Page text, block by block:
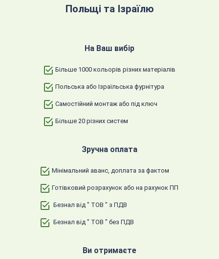
Польщі та Ізраїлю
На Ваш вибір
Більше 1000 кольорів різних матеріалів
Польська або Ізраїльська фурнітура
Самостійний монтаж або під ключ
Більше 20 різних систем
Зручна оплата
Мінімальний аванс, доплата за фактом
Готівковий розрахунок або на рахунок ПП
Безнал від " ТОВ " з ПДВ
Безнал від " ТОВ " без ПДВ
Ви отримаєте